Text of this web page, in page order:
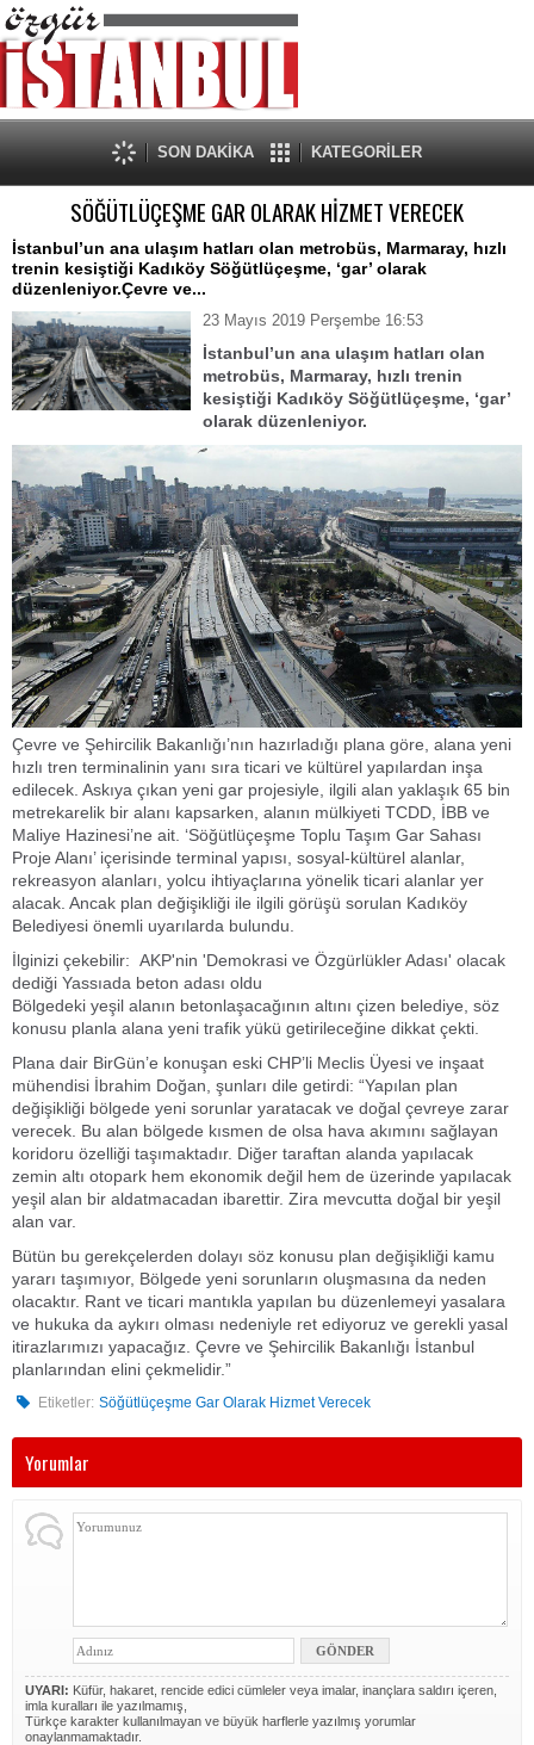
SON DAKİKA KATEGORİLER
SÖĞÜTLÜÇEŞME GAR OLARAK HİZMET VERECEK
İstanbul’un ana ulaşım hatları olan metrobüs, Marmaray, hızlı
trenin kesiştiği Kadıköy Söğütlüçeşme, ‘gar’ olarak
düzenleniyor.Çevre ve...
23 Mayıs 2019 Perşembe 16:53
İstanbul’un ana ulaşım hatları olan
metrobüs, Marmaray, hızlı trenin
kesiştiği Kadıköy Söğütlüçeşme, ‘gar’
olarak düzenleniyor.
Çevre ve Şehircilik Bakanlığı’nın hazırladığı plana göre, alana yeni
hızlı tren terminalinin yanı sıra ticari ve kültürel yapılardan inşa
edilecek. Askıya çıkan yeni gar projesiyle, ilgili alan yaklaşık 65 bin
metrekarelik bir alanı kapsarken, alanın mülkiyeti TCDD, İBB ve
Maliye Hazinesi’ne ait. ‘Söğütlüçeşme Toplu Taşım Gar Sahası
Proje Alanı’ içerisinde terminal yapısı, sosyal-kültürel alanlar,
rekreasyon alanları, yolcu ihtiyaçlarına yönelik ticari alanlar yer
alacak. Ancak plan değişikliği ile ilgili görüşü sorulan Kadıköy
Belediyesi önemli uyarılarda bulundu.
İlginizi çekebilir: AKP'nin 'Demokrasi ve Özgürlükler Adası' olacak
dediği Yassıada beton adası oldu
Bölgedeki yeşil alanın betonlaşacağının altını çizen belediye, söz
konusu planla alana yeni trafik yükü getirileceğine dikkat çekti.
Plana dair BirGün’e konuşan eski CHP’li Meclis Üyesi ve inşaat
mühendisi İbrahim Doğan, şunları dile getirdi: “Yapılan plan
değişikliği bölgede yeni sorunlar yaratacak ve doğal çevreye zarar
verecek. Bu alan bölgede kısmen de olsa hava akımını sağlayan
koridoru özelliği taşımaktadır. Diğer taraftan alanda yapılacak
zemin altı otopark hem ekonomik değil hem de üzerinde yapılacak
yeşil alan bir aldatmacadan ibarettir. Zira mevcutta doğal bir yeşil
alan var.
Bütün bu gerekçelerden dolayı söz konusu plan değişikliği kamu
yararı taşımıyor, Bölgede yeni sorunların oluşmasına da neden
olacaktır. Rant ve ticari mantıkla yapılan bu düzenlemeyi yasalara
ve hukuka da aykırı olması nedeniyle ret ediyoruz ve gerekli yasal
itirazlarımızı yapacağız. Çevre ve Şehircilik Bakanlığı İstanbul
planlarından elini çekmelidir.”
Etiketler: Söğütlüçeşme Gar Olarak Hizmet Verecek
Yorumlar
UYARI: Küfür, hakaret, rencide edici cümleler veya imalar, inançlara saldırı içeren,
imla kuralları ile yazılmamış,
Türkçe karakter kullanılmayan ve büyük harflerle yazılmış yorumlar
onaylanmamaktadır.